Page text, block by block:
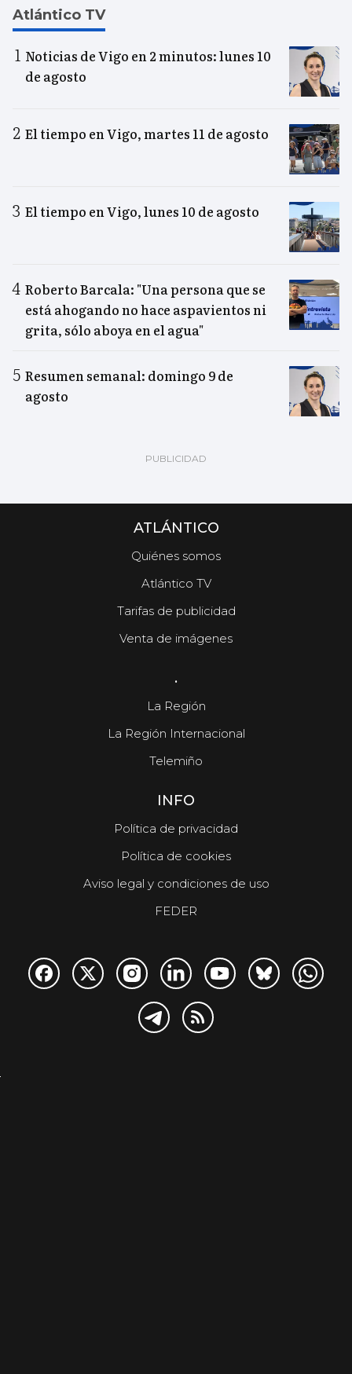
Atlántico TV
Noticias de Vigo en 2 minutos: lunes 10
de agosto
El tiempo en Vigo, martes 11 de agosto
El tiempo en Vigo, lunes 10 de agosto
Roberto Barcala: "Una persona que se
está ahogando no hace aspavientos ni
grita, sólo aboya en el agua"
Resumen semanal: domingo 9 de
agosto
ATLÁNTICO
Quiénes somos
Atlántico TV
Tarifas de publicidad
Venta de imágenes
.
La Región
La Región Internacional
Telemiño
INFO
Política de privacidad
Política de cookies
Aviso legal y condiciones de uso
FEDER